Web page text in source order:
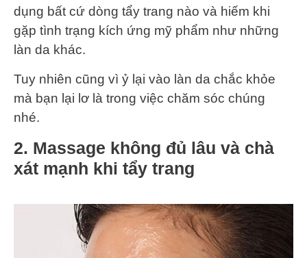
dụng bất cứ dòng tẩy trang nào và hiếm khi
gặp tình trạng kích ứng mỹ phẩm như những
làn da khác.
Tuy nhiên cũng vì ỷ lại vào làn da chắc khỏe
mà bạn lại lơ là trong việc chăm sóc chúng
nhé.
2. Massage không đủ lâu và chà
xát mạnh khi tẩy trang